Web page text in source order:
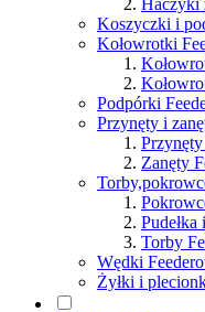
Koszyczki i
Kołowrotki
Podpórki
Przynęty i
Zanęty
Torby
Wędki
Żyłki i